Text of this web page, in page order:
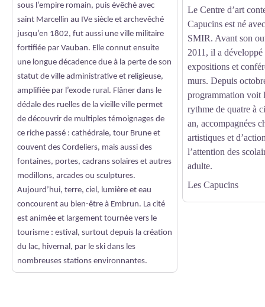
sous l’empire romain, puis évêché avec
saint Marcellin au IVe siècle et archevêché
jusqu’en 1802, fut aussi une ville militaire
fortifiée par Vauban. Elle connut ensuite
une longue décadence due à la perte de son
statut de ville administrative et religieuse,
amplifiée par l’exode rural. Flâner dans le
dédale des ruelles de la vieille ville permet
de découvrir de multiples témoignages de
ce riche passé : cathédrale, tour Brune et
couvent des Cordeliers, mais aussi des
fontaines, portes, cadrans solaires et autres
modillons, arcades ou sculptures.
Aujourd’hui, terre, ciel, lumière et eau
concourent au bien-être à Embrun. La cité
est animée et largement tournée vers le
tourisme : estival, surtout depuis la création
du lac, hivernal, par le ski dans les
nombreuses stations environnantes.
Le Centre d’art
Capucins est né
SMIR. Avant son
2011, il a développé
expositions et
murs. Depuis
programmation voit
rythme de quatre à
an, accompagnées
artistiques et
l’attention des
adulte.
Les Capucins